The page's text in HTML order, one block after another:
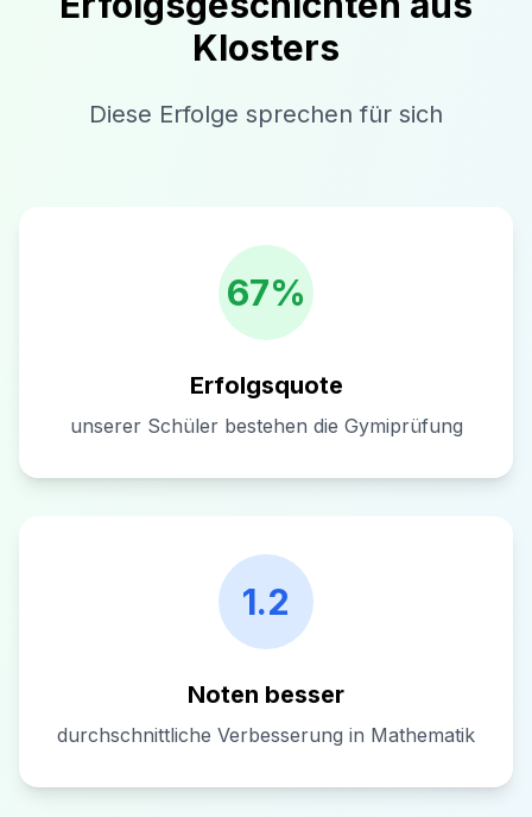
Klosters
Diese Erfolge sprechen für sich
67%
Erfolgsquote
unserer Schüler bestehen die Gymiprüfung
1.2
Noten besser
durchschnittliche Verbesserung in Mathematik